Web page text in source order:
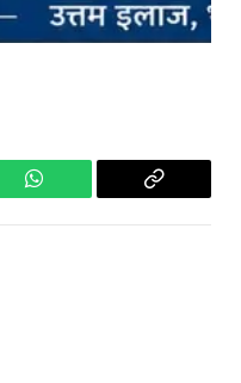
WhatsApp
Copy